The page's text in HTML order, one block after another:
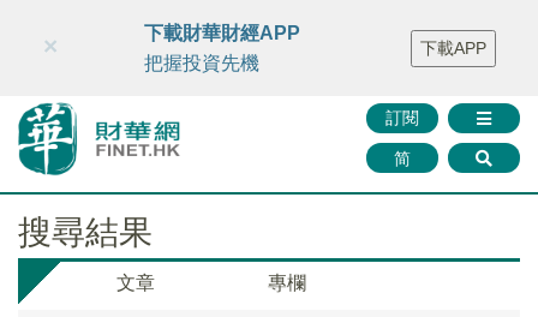
財華智庫網 FINTV FINMETA 財華證券 媒體矩陣
智庫沙龍
聯絡我們
訂閱
简
×
下載財華財經APP
把握投資先機
下載APP
搜尋結果
文章 專欄